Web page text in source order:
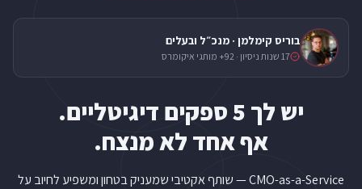
בוריס קימלמן · מנכ״ל ובעלים
17 שנות ניסיון · 92+ מותגי איקומרס
אף אחד לא מנצח.
CMO-as-a-Service — שותף אקטיבי שמעניק בטחון ומשפיע לחיוב על